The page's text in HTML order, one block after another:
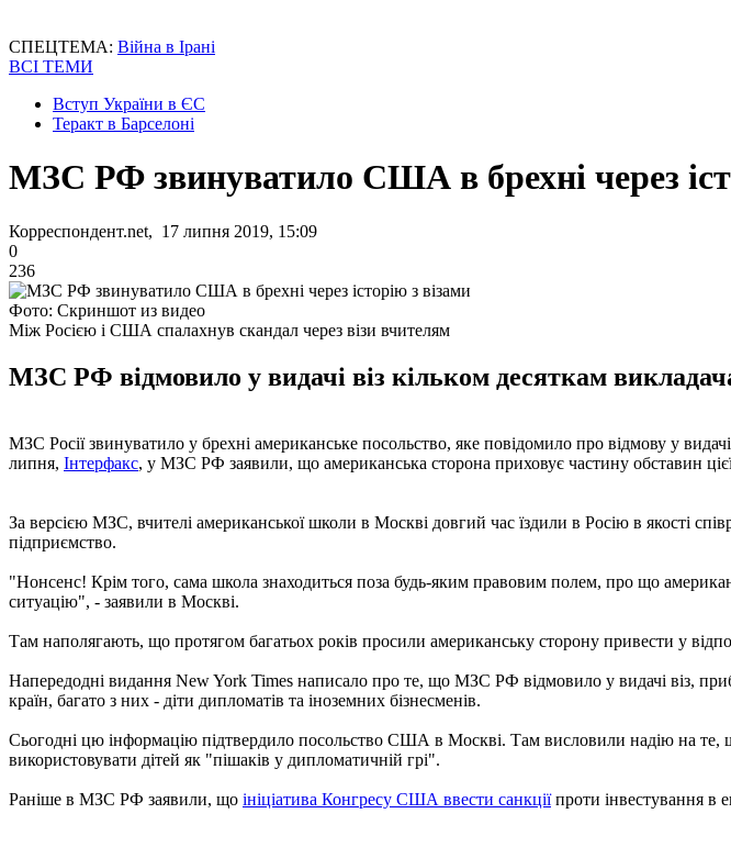
СПЕЦТЕМА: Війна в Ірані
ВСІ ТЕМИ
Вступ України в ЄС
Теракт в Барселоні
МЗС РФ звинуватило США в брехні через
Корреспондент.net, 17 липня 2019, 15:09
0
236
Фото: Скриншот из видео
Між Росією і США спалахнув скандал через візи вчителям
МЗС РФ відмовило у видачі віз кільком десяткам
МЗС Росії звинуватило у брехні американське посольство, яке повідомило про відмову у
липня, Інтерфакс, у МЗС РФ заявили, що американська сторона приховує частину обставин цієї
За версією МЗС, вчителі американської школи в Москві довгий час їздили в Росію в якості
підприємство.
"Нонсенс! Крім того, сама школа знаходиться поза будь-яким правовим полем, про що
ситуацію", - заявили в Москві.
Там наполягають, що протягом багатьох років просили американську сторону привести у
Напередодні видання New York Times написало про те, що МЗС РФ відмовило у видачі віз,
країн, багато з них - діти дипломатів та іноземних бізнесменів.
Сьогодні цю інформацію підтвердило посольство США в Москві. Там висловили надію на те,
використовувати дітей як "пішаків у дипломатичній грі".
Раніше в МЗС РФ заявили, що ініціатива Конгресу США ввести санкціїпроти інвестування в